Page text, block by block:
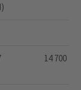
14 700